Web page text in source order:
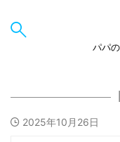
パパ
2025年10月26日